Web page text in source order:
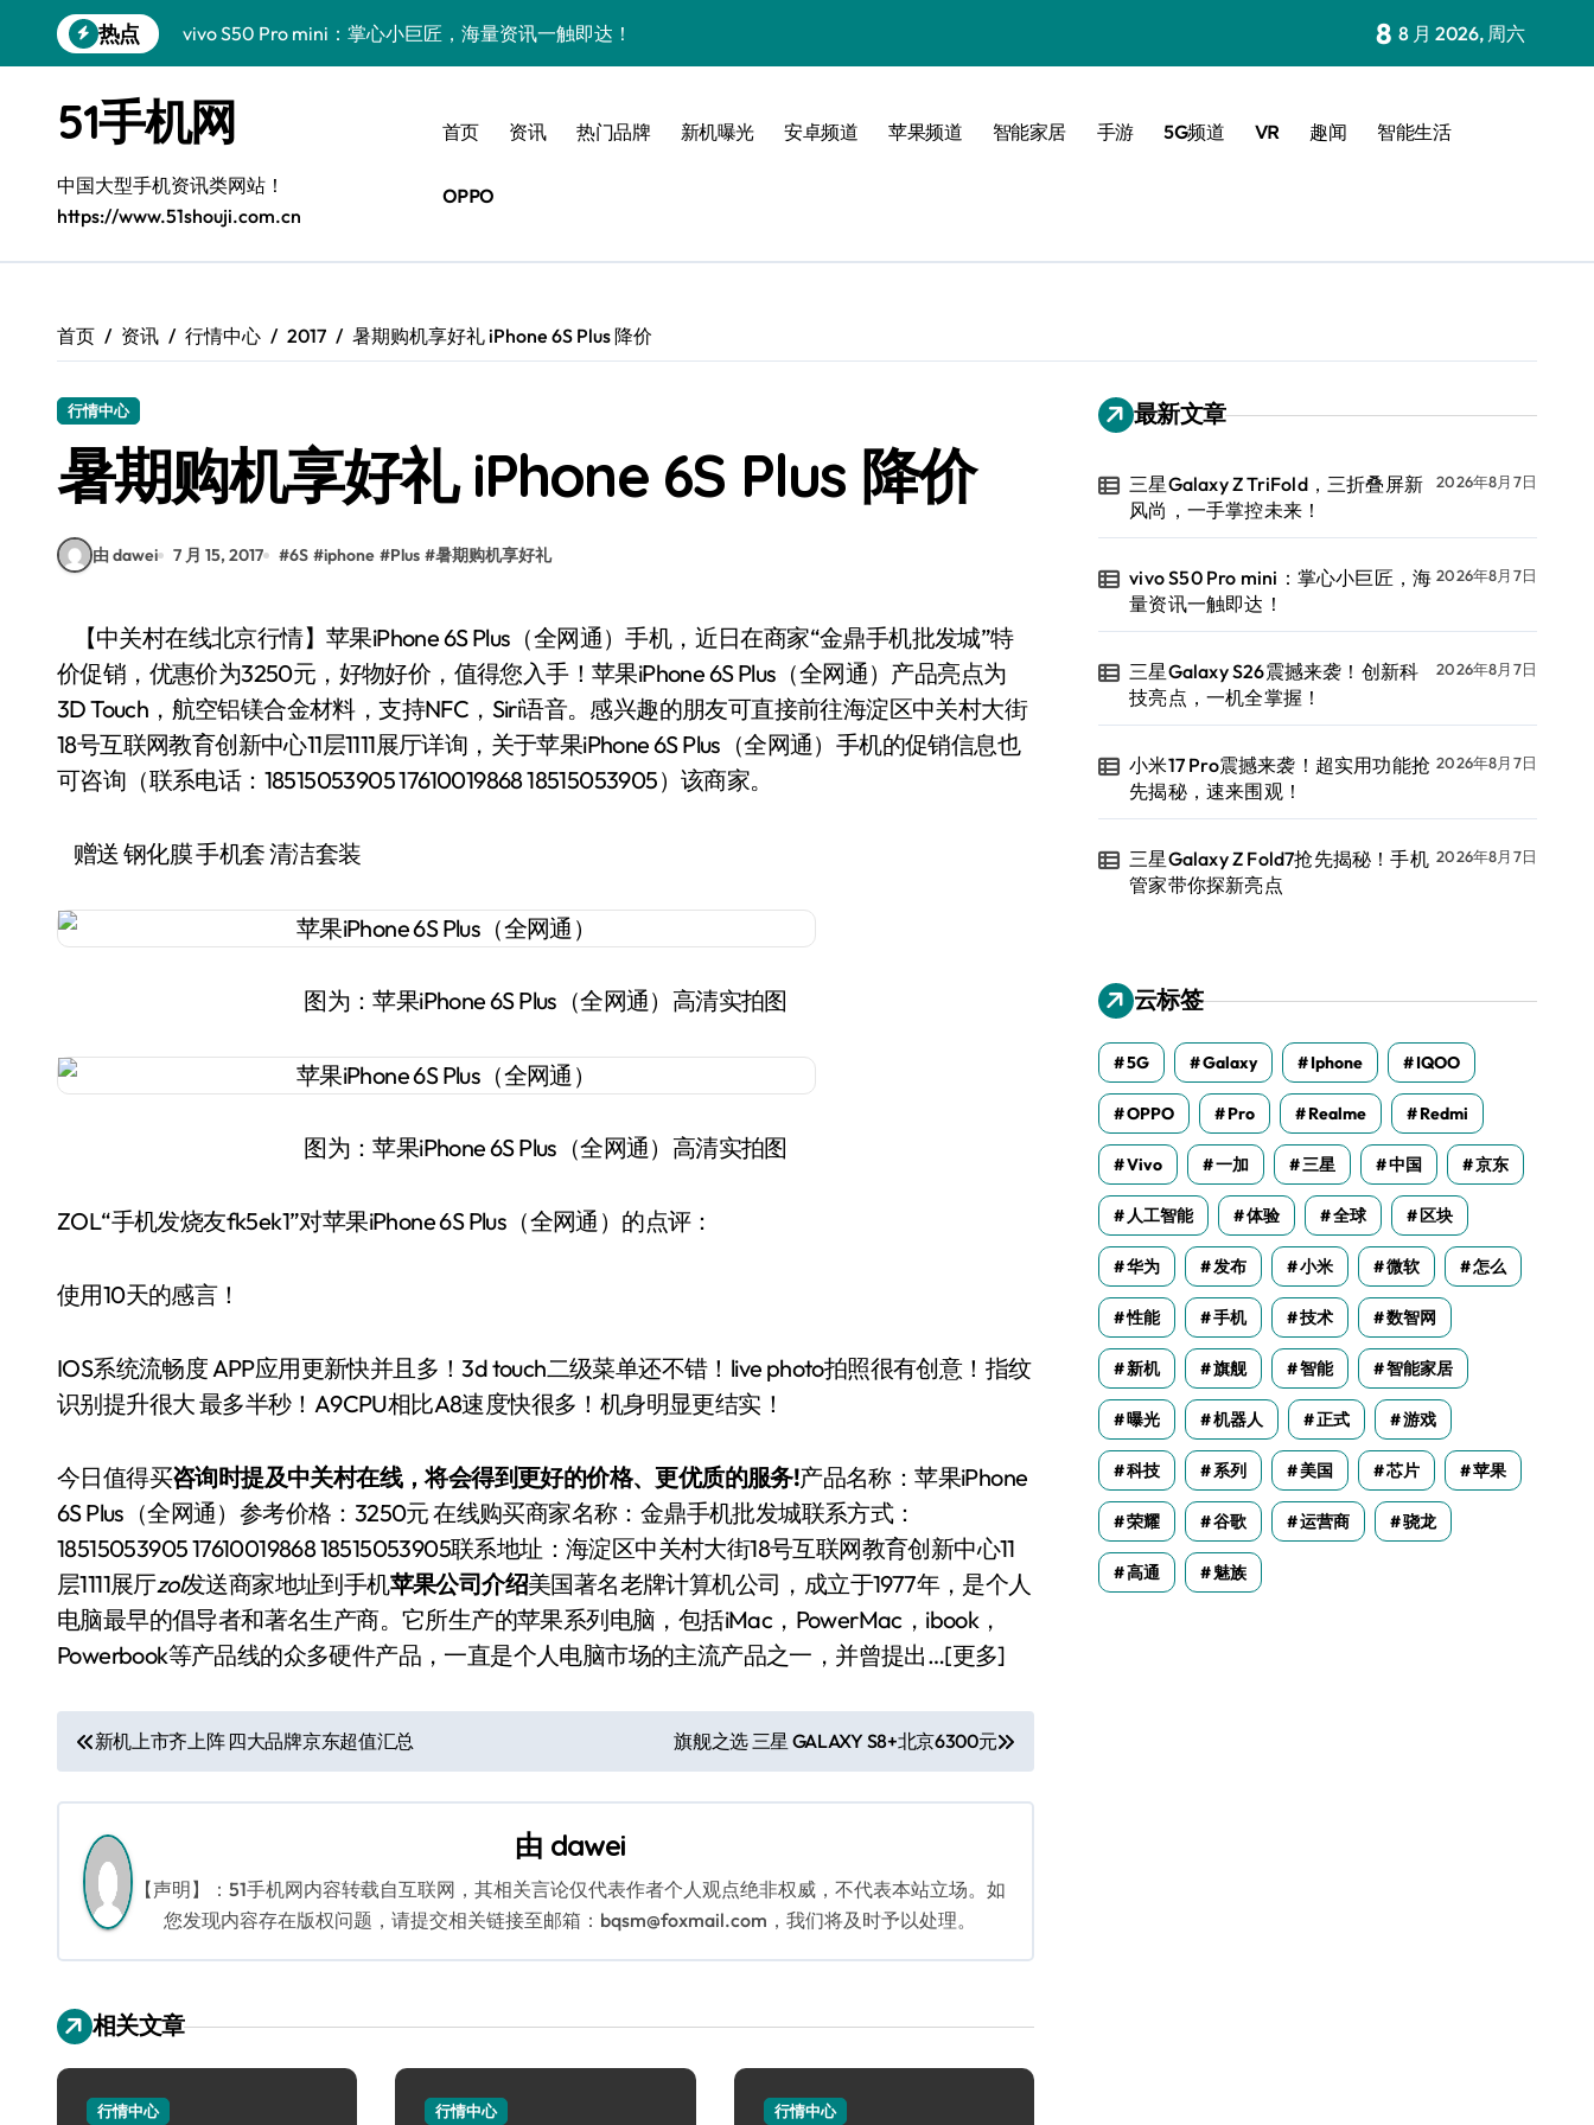
到
热点
vivo S50 Pro mini：掌心小巨匠，海量资讯一触即达！
小米17 Pro震撼来袭！超实用功能抢先揭秘，速来围观！
三星Galaxy Z Fold7抢先揭秘！手机管家带你探新亮点
S25 Ultra颜值炸裂！定制主题潮翻天！
S25+闪亮登场，这样拍更吸睛！
S26+颜值暴增！三星机皇美颜秘籍曝光
三星Galaxy Z TriFold，三折叠屏新风尚，一手掌控未来！
8 8 月 2026, 周六
51手机网
中国大型手机资讯类网站！
https://www.51shouji.com.cn
首页 资讯 热门品牌 新机曝光 安卓频道 苹果频道 智能家居 手游 5G频道 VR 趣闻 智能生活
OPPO
首页 资讯 行情中心 2017 暑期购机享好礼 iPhone 6S Plus 降价
行情中心
暑期购机享好礼 iPhone 6S Plus 降价
由 dawei 7 月 15, 2017 #6S #iphone #Plus #暑期购机享好礼
【中关村在线北京行情】苹果iPhone 6S Plus（全网通）手机，近日在商家“金鼎手机批发城”特
价促销，优惠价为3250元，好物好价，值得您入手！苹果iPhone 6S Plus（全网通）产品亮点为
3D Touch，航空铝镁合金材料，支持NFC，Siri语音。感兴趣的朋友可直接前往海淀区中关村大街
18号互联网教育创新中心11层1111展厅详询，关于苹果iPhone 6S Plus（全网通）手机的促销信息也
可咨询（联系电话：18515053905 17610019868 18515053905）该商家。
赠送 钢化膜 手机套 清洁套装
图为：苹果iPhone 6S Plus（全网通）高清实拍图
图为：苹果iPhone 6S Plus（全网通）高清实拍图
ZOL“手机发烧友fk5ek1”对苹果iPhone 6S Plus（全网通）的点评：
使用10天的感言！
IOS系统流畅度 APP应用更新快并且多！3d touch二级菜单还不错！live photo拍照很有创意！指纹
识别提升很大 最多半秒！A9CPU相比A8速度快很多！机身明显更结实！
今日值得买咨询时提及中关村在线，将会得到更好的价格、更优质的服务!产品名称：苹果iPhone
6S Plus（全网通）参考价格：3250元 在线购买商家名称：金鼎手机批发城联系方式：
18515053905 17610019868 18515053905联系地址：海淀区中关村大街18号互联网教育创新中心11
层1111展厅zol发送商家地址到手机苹果公司介绍美国著名老牌计算机公司，成立于1977年，是个人
电脑最早的倡导者和著名生产商。它所生产的苹果系列电脑，包括iMac，PowerMac，ibook，
Powerbook等产品线的众多硬件产品，一直是个人电脑市场的主流产品之一，并曾提出…[更多]
文
章
航
新机上市齐上阵 四大品牌京东超值汇总 旗舰之选 三星 GALAXY S8+北京6300元
由 dawei
【声明】：51手机网内容转载自互联网，其相关言论仅代表作者个人观点绝非权威，不代表本站立场。如
您发现内容存在版权问题，请提交相关链接至邮箱：bqsm@foxmail.com，我们将及时予以处理。
相关文章
行情中心 行情中心 行情中心
最新文章
三星Galaxy Z TriFold，三折叠屏新
风尚，一手掌控未来！
2026年8月7日
vivo S50 Pro mini：掌心小巨匠，海
量资讯一触即达！
2026年8月7日
三星Galaxy S26震撼来袭！创新科
技亮点，一机全掌握！
2026年8月7日
小米17 Pro震撼来袭！超实用功能抢
先揭秘，速来围观！
2026年8月7日
三星Galaxy Z Fold7抢先揭秘！手机
管家带你探新亮点
2026年8月7日
云标签
5G Galaxy Iphone IQOO
OPPO Pro Realme Redmi
Vivo 一加 三星 中国 京东
人工智能 体验 全球 区块
华为 发布 小米 微软 怎么
性能 手机 技术 数智网
新机 旗舰 智能 智能家居
曝光 机器人 正式 游戏
科技 系列 美国 芯片 苹果
荣耀 谷歌 运营商 骁龙
高通 魅族